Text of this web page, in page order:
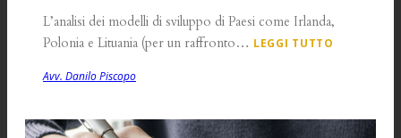
L’analisi dei modelli di sviluppo di Paesi come Irlanda,
Polonia e Lituania (per un raffronto… LEGGI TUTTO
Avv. Danilo Piscopo